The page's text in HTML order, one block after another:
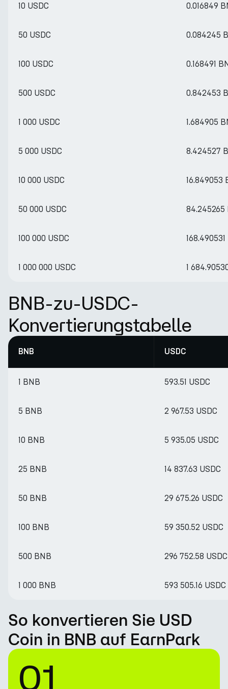
10 USDC 0.016849
50 USDC 0.084245
100 USDC 0.168491
500 USDC 0.842453
1 000 USDC 1.684905
5 000 USDC 8.424527
10 000 USDC 16.849053
50 000 USDC 84.245265
100 000 USDC
1 000 000 USDC 1
BNB-zu-USDC-
Konvertierungstabelle
BNB USDC
1 BNB 593.51 USDC
5 BNB 2 967.53 USDC
10 BNB 5 935.05 USDC
25 BNB 14 837.63 USDC
50 BNB 29 675.26 USDC
100 BNB 59 350.52 USDC
500 BNB 296 752.58 USDC
1 000 BNB 593 505.16 USDC
So konvertieren Sie USD
Coin in BNB auf EarnPark
01